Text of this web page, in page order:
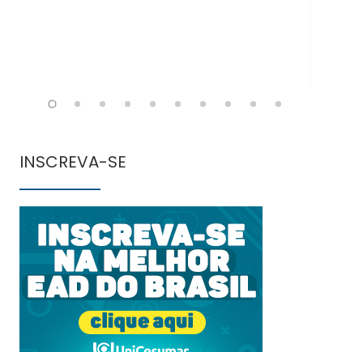
INSCREVA-SE